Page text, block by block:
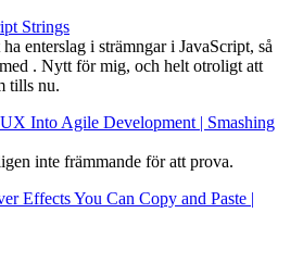
Strings
enterslag i strämngar i JavaScript, så
med . Nytt för mig, och helt otroligt att
tills nu.
Into Agile Development | Smashing
inte främmande för att prova.
Effects You Can Copy and Paste |